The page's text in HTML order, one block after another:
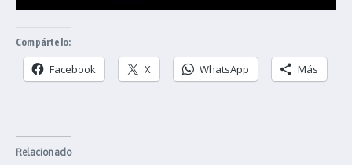
Compártelo:
Facebook X WhatsApp Más
Relacionado